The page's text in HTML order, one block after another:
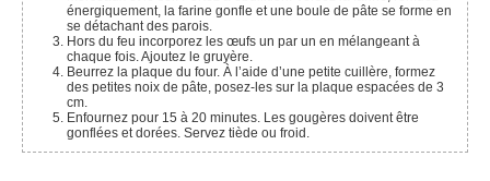
énergiquement, la farine gonfle et une boule de pâte se forme en
se détachant des parois.
Hors du feu incorporez les œufs un par un en mélangeant à
chaque fois. Ajoutez le gruyère.
Beurrez la plaque du four. À l’aide d’une petite cuillère, formez
des petites noix de pâte, posez-les sur la plaque espacées de 3
cm.
Enfournez pour 15 à 20 minutes. Les gougères doivent être
gonflées et dorées. Servez tiède ou froid.